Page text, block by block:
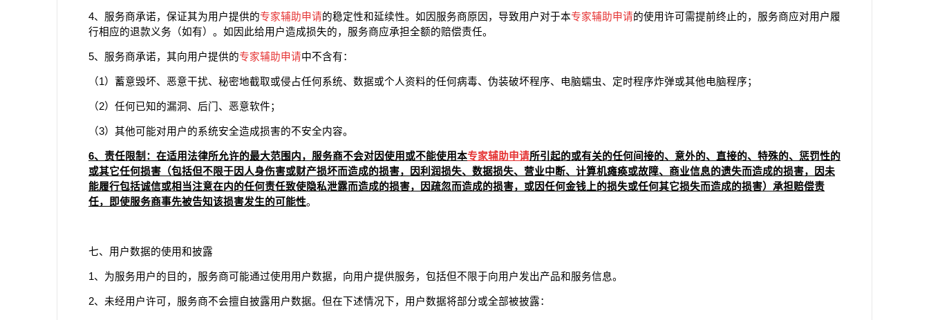
4、服务商承诺，保证其为用户提供的专家辅助申请的稳定性和延续性。如因服务商原因，导致用户对于本专家辅助申请的使用许可需提前终止的，服务商应对用户履
行相应的退款义务（如有）。如因此给用户造成损失的，服务商应承担全额的赔偿责任。
5、服务商承诺，其向用户提供的专家辅助申请中不含有：
（1）蓄意毁坏、恶意干扰、秘密地截取或侵占任何系统、数据或个人资料的任何病毒、伪装破坏程序、电脑蠕虫、定时程序炸弹或其他电脑程序；
（2）任何已知的漏洞、后门、恶意软件；
（3）其他可能对用户的系统安全造成损害的不安全内容。
6、责任限制：在适用法律所允许的最大范围内，服务商不会对因使用或不能使用本专家辅助申请所引起的或有关的任何间接的、意外的、直接的、特殊的、惩罚性的
或其它任何损害（包括但不限于因人身伤害或财产损坏而造成的损害，因利润损失、数据损失、营业中断、计算机瘫痪或故障、商业信息的遗失而造成的损害，因未
能履行包括诚信或相当注意在内的任何责任致使隐私泄露而造成的损害，因疏忽而造成的损害，或因任何金钱上的损失或任何其它损失而造成的损害）承担赔偿责
任，即使服务商事先被告知该损害发生的可能性。
七、用户数据的使用和披露
1、为服务用户的目的，服务商可能通过使用用户数据，向用户提供服务，包括但不限于向用户发出产品和服务信息。
2、未经用户许可，服务商不会擅自披露用户数据。但在下述情况下，用户数据将部分或全部被披露：